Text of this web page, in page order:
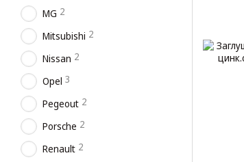
MG 2
Mitsubishi 2
Nissan 2
Opel 3
Pegeout 2
Porsche 2
Renault 2